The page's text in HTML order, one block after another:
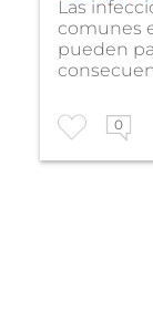
Las
comunes
pueden
0